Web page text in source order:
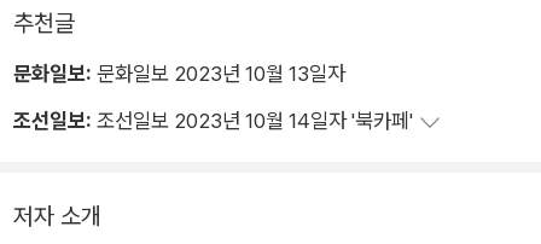
태를 상상해보라. 그리고 용기를 가져라. 지금까지 감히 꿈만 꾸
었던 다른 사람들과 힘을 합쳐라.
않는 것이다. 여러분의 여정을 오늘 바로 시작하길 바란다.
추천글
문화일보: 문화일보 2023년 10월 13일자
조선일보: 조선일보 2023년 10월 14일자 '북카페'
저자 소개